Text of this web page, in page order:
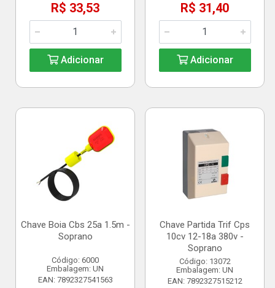
R$ 33,53
Adicionar
R$ 31,40
Adicionar
Chave Boia Cbs 25a 1.5m -
Soprano
Código: 6000
Embalagem: UN
EAN: 7892327541563
Chave Partida Trif Cps
10cv 12-18a 380v -
Soprano
Código: 13072
Embalagem: UN
EAN: 7892327515212